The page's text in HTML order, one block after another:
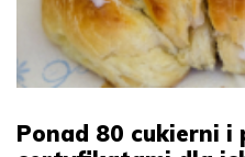
Ponad 80 cukierni i